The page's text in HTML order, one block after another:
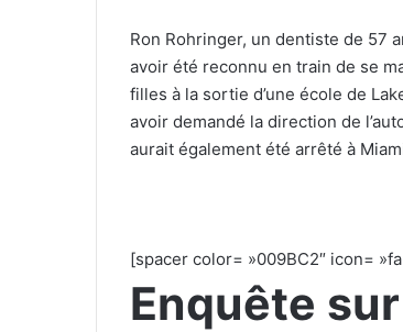
Ron Rohringer, un dentiste de 57
avoir été reconnu en train de se
filles à la sortie d’une école de
avoir demandé la direction de
aurait également été arrêté à
[spacer color= »009BC2″ icon=
Enquête